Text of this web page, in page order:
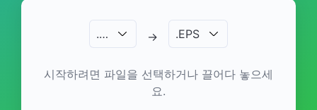
.… → .EPS
시작하려면 파일을 선택하거나 끌어다 놓으세
요.